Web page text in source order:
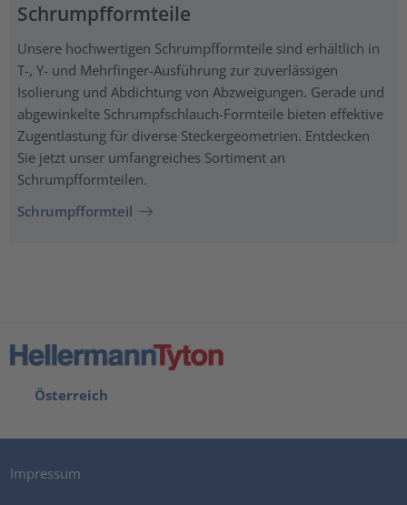
Schrumpfformteile
Unsere hochwertigen Schrumpfformteile sind erhältlich in
T-, Y- und Mehrfinger-Ausführung zur zuverlässigen
Isolierung und Abdichtung von Abzweigungen. Gerade und
abgewinkelte Schrumpfschlauch-Formteile bieten effektive
Zugentlastung für diverse Steckergeometrien. Entdecken
Sie jetzt unser umfangreiches Sortiment an
Schrumpfformteilen.
Schrumpfformteil
Österreich
Impressum